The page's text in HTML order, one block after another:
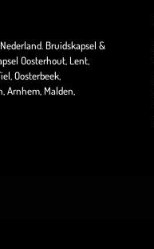
Bruidskapsel &
Oosterhout, Lent,
Oosterbeek,
Arnhem, Malden,